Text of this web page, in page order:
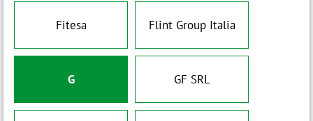
Fitesa Flint Group Italia
G GF SRL